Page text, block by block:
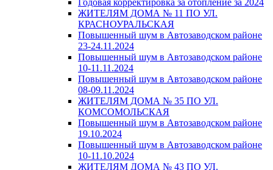
Годовая корректировка за отопление за 2024
ЖИТЕЛЯМ ДОМА № 11 ПО УЛ.
КРАСНОУРАЛЬСКАЯ
Повышенный шум в Автозаводском районе
23-24.11.2024
Повышенный шум в Автозаводском районе
10-11.11.2024
Повышенный шум в Автозаводском районе
08-09.11.2024
ЖИТЕЛЯМ ДОМА № 35 ПО УЛ.
КОМСОМОЛЬСКАЯ
Повышенный шум в Автозаводском районе
19.10.2024
Повышенный шум в Автозаводском районе
10-11.10.2024
ЖИТЕЛЯМ ДОМА № 43 ПО УЛ.